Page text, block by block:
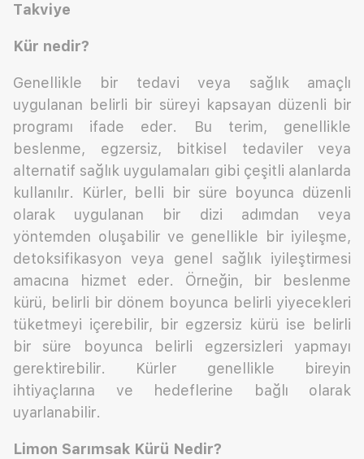
Takviye
Kür nedir?
Genellikle bir tedavi veya sağlık amaçlı
uygulanan belirli bir süreyi kapsayan düzenli bir
programı ifade eder. Bu terim, genellikle
beslenme, egzersiz, bitkisel tedaviler veya
alternatif sağlık uygulamaları gibi çeşitli alanlarda
kullanılır. Kürler, belli bir süre boyunca düzenli
olarak uygulanan bir dizi adımdan veya
yöntemden oluşabilir ve genellikle bir iyileşme,
detoksifikasyon veya genel sağlık iyileştirmesi
amacına hizmet eder. Örneğin, bir beslenme
kürü, belirli bir dönem boyunca belirli yiyecekleri
tüketmeyi içerebilir, bir egzersiz kürü ise belirli
bir süre boyunca belirli egzersizleri yapmayı
gerektirebilir. Kürler genellikle bireyin
ihtiyaçlarına ve hedeflerine bağlı olarak
uyarlanabilir.
Limon Sarımsak Kürü Nedir?